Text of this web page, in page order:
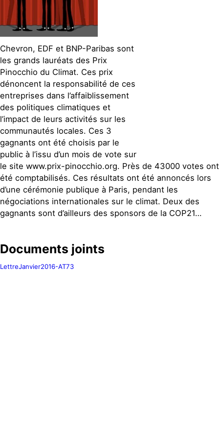
Chevron, EDF et BNP-Paribas sont
les grands lauréats des Prix
Pinocchio du Climat. Ces prix
dénoncent la responsabilité de ces
entreprises dans l’affaiblissement
des politiques climatiques et
l’impact de leurs activités sur les
communautés locales. Ces 3
gagnants ont été choisis par le
public à l’issu d’un mois de vote sur
le site www.prix-pinocchio.org. Près de 43000 votes ont
été comptabilisés. Ces résultats ont été annoncés lors
d’une cérémonie publique à Paris, pendant les
négociations internationales sur le climat. Deux des
gagnants sont d’ailleurs des sponsors de la COP21…
Documents joints
LettreJanvier2016-AT73